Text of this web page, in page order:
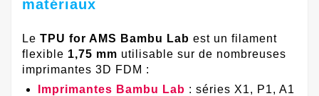
matériaux
Le TPU for AMS Bambu Lab est un filament
flexible 1,75 mm utilisable sur de nombreuses
imprimantes 3D FDM :
Imprimantes Bambu Lab : séries X1, P1, A1